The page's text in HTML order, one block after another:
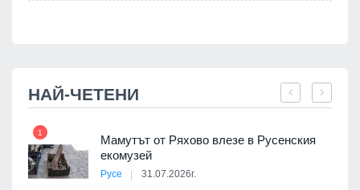
НАЙ-ЧЕТЕНИ
1
Мамутът от Ряхово влезе в Русенския
екомузей
Русе 31.07.2026г.